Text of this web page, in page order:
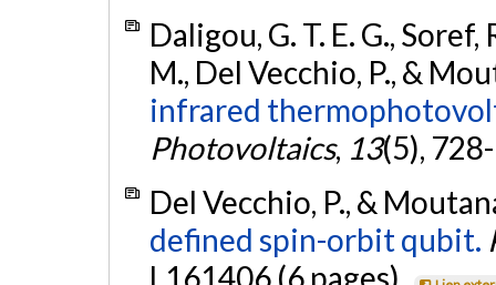
Daligou, G. T. E. G.,
M., Del Vecchio, P., &
infrared
Photovoltaics, 13(5),
Del Vecchio, P., &
defined spin-orbit qubit.